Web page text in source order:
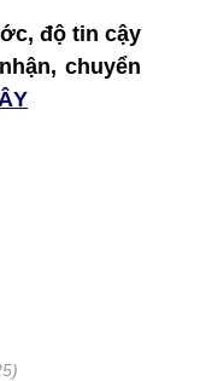
độ tin cậy
chuyển